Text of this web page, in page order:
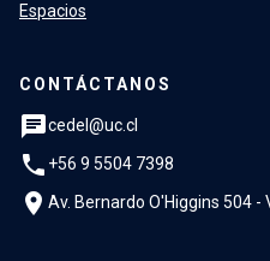
Espacios
CONTÁCTANOS
chatcedel@uc.cl
phone +56 9 5504 7398
location_on Av. Bernardo O'Higgins 504 -